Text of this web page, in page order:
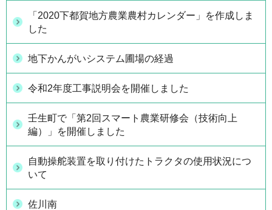
「2020下都賀地方農業農村カレンダー」を作成しま
した
地下かんがいシステム圃場の経過
令和2年度工事説明会を開催しました
壬生町で「第2回スマート農業研修会（技術向上
編）」を開催しました
自動操舵装置を取り付けたトラクタの使用状況につ
いて
佐川南